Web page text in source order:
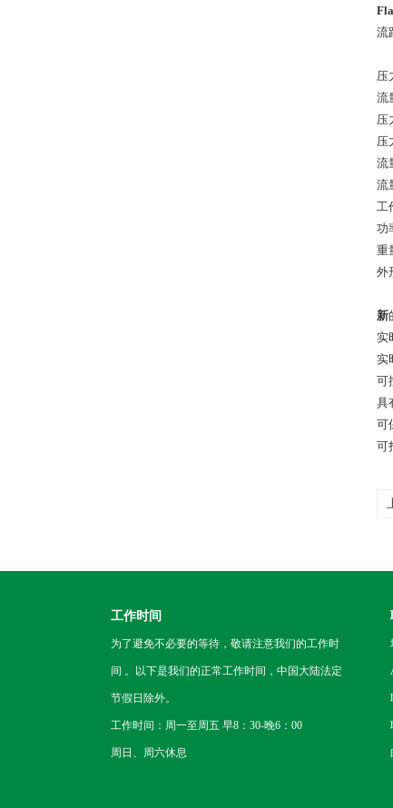
流
压
流
压
压
流
流
工
功
重
外
新
实
实
可
具
可
可
工作时间
为了避免不必要的等待，敬请注意我们的工作时
间 。以下是我们的正常工作时间，中国大陆法定
节假日除外。
工作时间：周一至周五 早8：30-晚6：00
周日、周六休息